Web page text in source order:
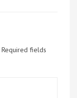
Required fields